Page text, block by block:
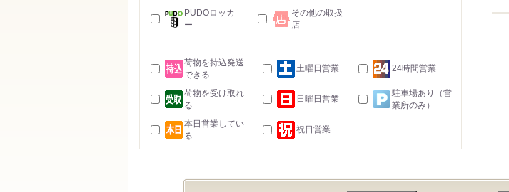
PUDOロッカ
ー
その他の取扱
店
荷物を持込発送
できる
土曜日営業 24時間営業
荷物を受け取れ
る
日曜日営業
駐車場あり（営
業所のみ）
本日営業してい
る
祝日営業